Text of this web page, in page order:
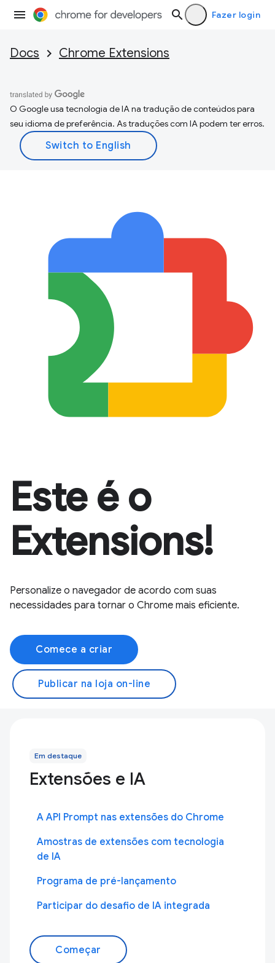
Fazer login
Docs Chrome Extensions
O Google usa tecnologia de IA na tradução de conteúdos para
seu idioma de preferência. As traduções com IA podem ter erros.
Este é o
Extensions!
Personalize o navegador de acordo com suas
necessidades para tornar o Chrome mais eficiente.
Comece a criar
Publicar na loja on-line
Em destaque
Extensões e IA
A API Prompt nas extensões do Chrome
Amostras de extensões com tecnologia
de IA
Programa de pré-lançamento
Participar do desafio de IA integrada
Começar